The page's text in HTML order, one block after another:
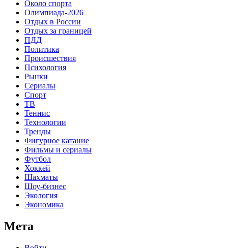
Около спорта
Олимпиада-2026
Отдых в России
Отдых за границей
ПДД
Политика
Происшествия
Психология
Рынки
Сериалы
Спорт
ТВ
Теннис
Технологии
Тренды
Фигурное катание
Фильмы и сериалы
Футбол
Хоккей
Шахматы
Шоу-бизнес
Экология
Экономика
Мета